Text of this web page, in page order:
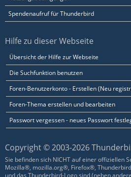
Spendenaufruf für Thunderbird
Hilfe zu dieser Webseite
Übersicht der Hilfe zur Webseite
Die Suchfunktion benutzen
Foren-Benutzerkonto - Erstellen (Neu
Foren-Thema erstellen und bearbeiten
Passwort vergessen - neues Passwort
Copyright © 2003-2026
Sie befinden sich NICHT auf einer offiziellen
Mozilla®, mozilla.org®, Firefox®,